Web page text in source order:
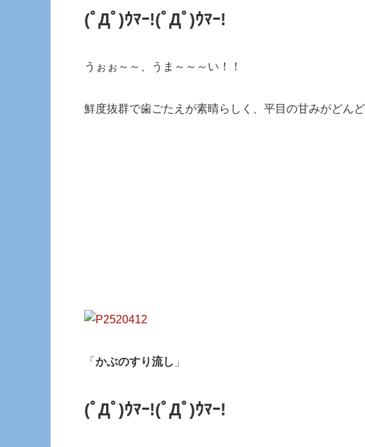
(ﾟДﾟ)ｳﾏｰ!(ﾟДﾟ)ｳﾏｰ!
うぉぉ～～、うま～～～い！！
鮮度抜群で歯ごたえが素晴らしく、平目の甘みがどん
「 かぶのすり流し 」
(ﾟДﾟ)ｳﾏｰ!(ﾟДﾟ)ｳﾏｰ!